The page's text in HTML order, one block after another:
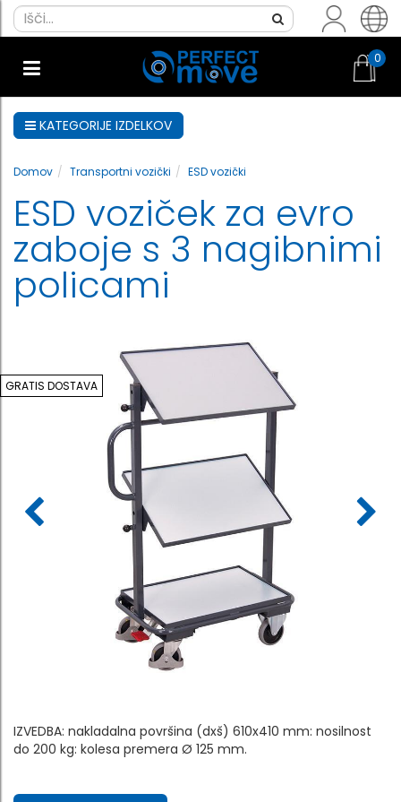
0
KATEGORIJE IZDELKOV
Domov Transportni vozički ESD vozički
ESD voziček za evro
zaboje s 3 nagibnimi
policami
GRATIS DOSTAVA
IZVEDBA: nakladalna površina (dxš) 610x410 mm: nosilnost
do 200 kg: kolesa premera Ø 125 mm.